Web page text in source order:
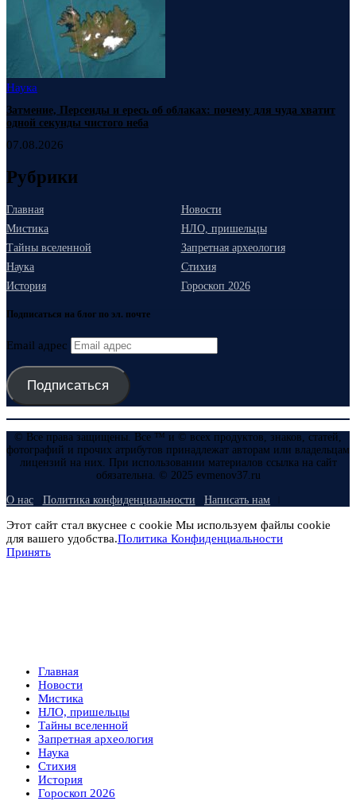
Наука
Затмение, Персеиды и ересь об облаках: почему для чуда хватит
одной секунды чистого неба
07.08.2026
Рубрики
Главная
Новости
Мистика
НЛО, пришельцы
Тайны вселенной
Запретная археология
Наука
Стихия
История
Гороскоп 2026
Подписаться на блог по эл. почте
Email адрес
Подписаться
© Все права защищены. Все ™ и © всех продуктов, знаков, статей,
фотографий и прочих атрибутов принадлежат авторам или владельцам
лицензий на них. При использовании материалов ссылка на сайт
обязательна. © 2025 evmenov37.ru
О нас Политика конфиденциальности Написать нам
Этот сайт стал вкуснее с cookie Мы используем файлы cookie
для вашего удобства.Политика Конфиденциальности
Принять
Главная
Новости
Мистика
НЛО, пришельцы
Тайны вселенной
Запретная археология
Наука
Стихия
История
Гороскоп 2026